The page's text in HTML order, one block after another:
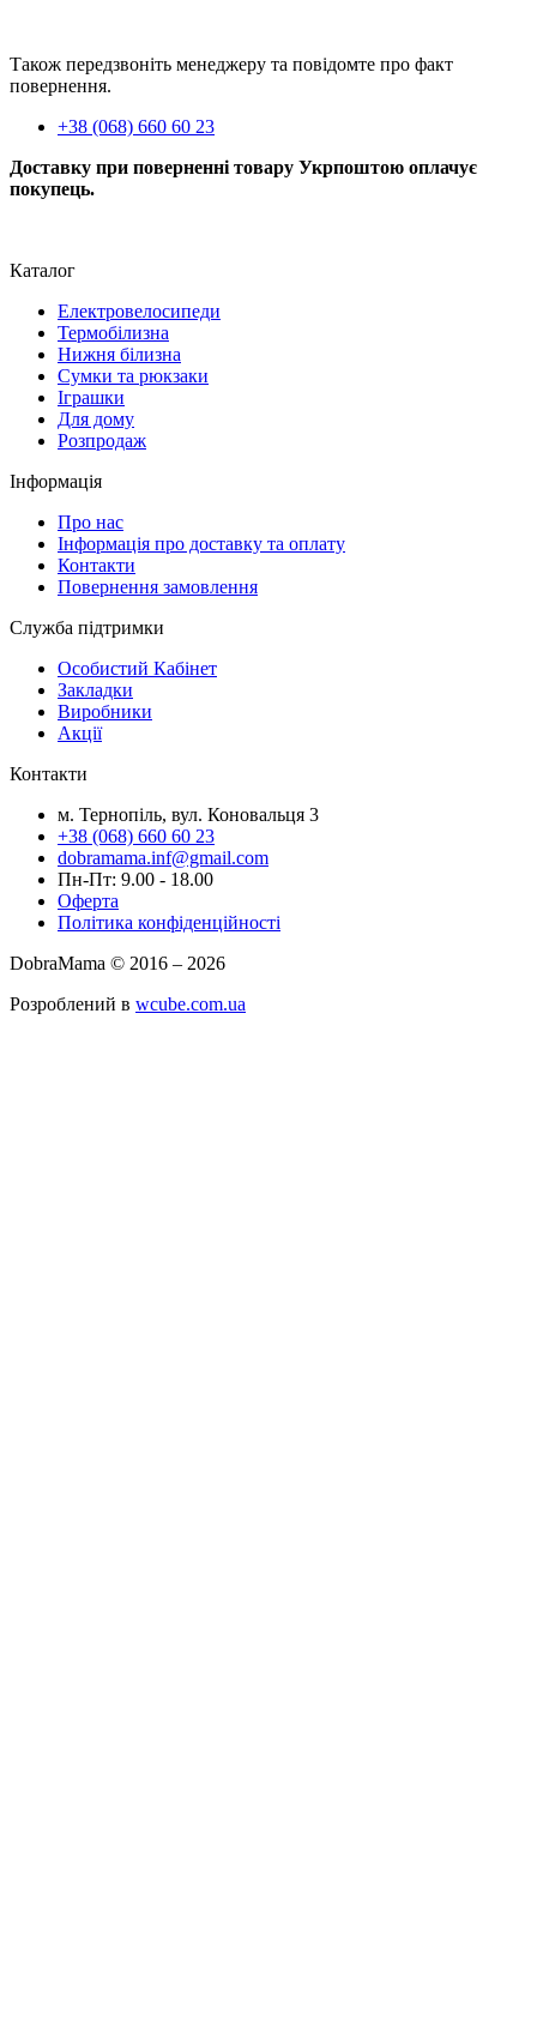
Також передзвоніть менеджеру та повідомте про факт
повернення.
+38 (068) 660 60 23
Доставку при поверненні товару Укрпоштою оплачує
покупець.
Каталог
Електровелосипеди
Термобілизна
Нижня білизна
Сумки та рюкзаки
Іграшки
Для дому
Розпродаж
Інформація
Про нас
Інформація про доставку та оплату
Контакти
Повернення замовлення
Служба підтримки
Особистий Кабінет
Закладки
Виробники
Акції
Контакти
м. Тернопіль, вул. Коновальця 3
+38 (068) 660 60 23
dobramama.inf@gmail.com
Пн-Пт: 9.00 - 18.00
Оферта
Політика конфіденційності
DobraMama © 2016 – 2026
Розроблений в wcube.com.ua